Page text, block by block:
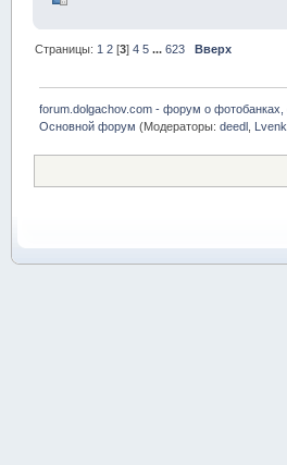
Страницы: 1 2 [3]4 5 ...623 Вверх
forum.dolgachov.com - форум о
Основной форум (Модераторы:deedl